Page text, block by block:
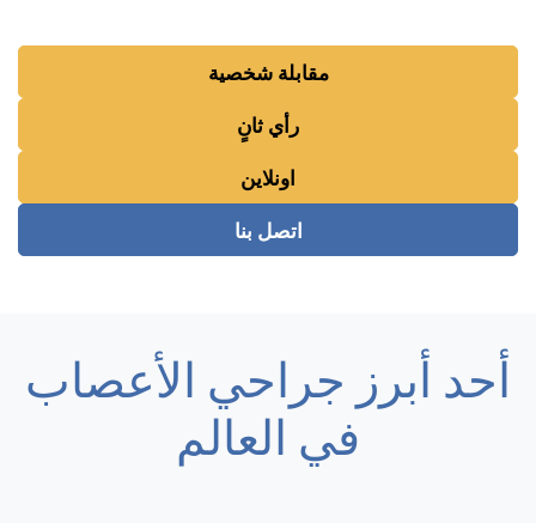
مقابلة شخصية
رأي ثانٍ
اونلاين
اتصل بنا
أحد أبرز جراحي الأعصاب
في العالم